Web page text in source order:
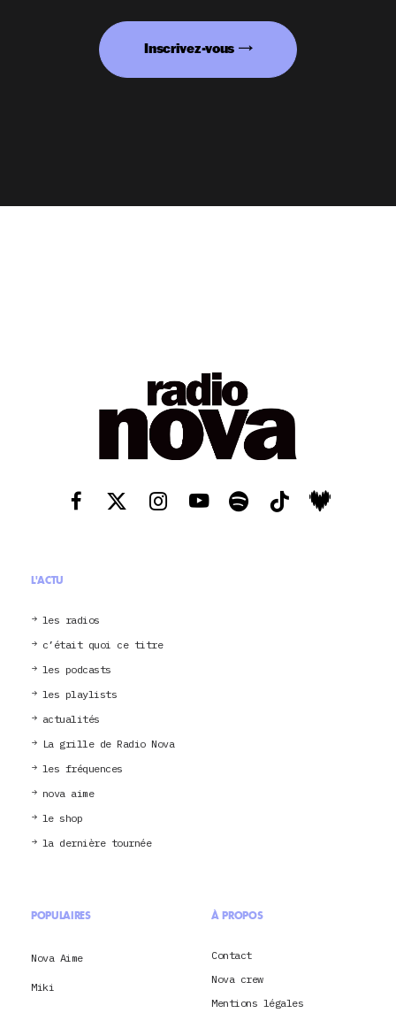
Inscrivez-vous
L'ACTU
les radios
c’était quoi ce titre
les podcasts
les playlists
actualités
La grille de Radio Nova
les fréquences
nova aime
le shop
la dernière tournée
POPULAIRES
Nova Aime
Miki
À PROPOS
Contact
Nova crew
Mentions légales